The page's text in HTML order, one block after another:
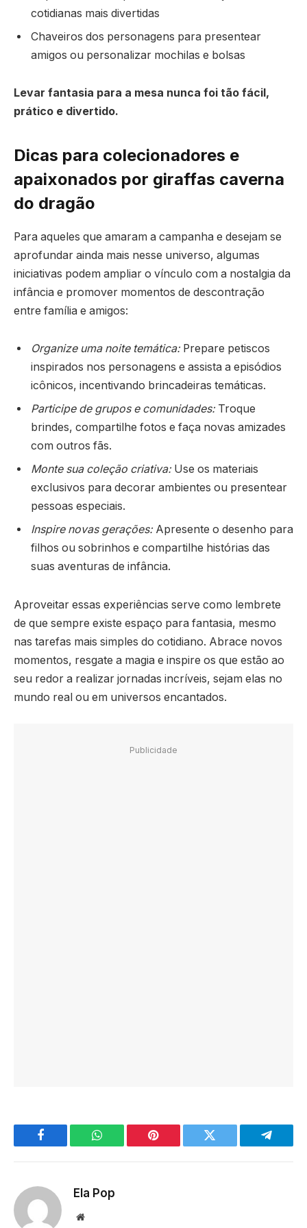
cotidianas mais divertidas
Chaveiros dos personagens para presentear
amigos ou personalizar mochilas e bolsas
Levar fantasia para a mesa nunca foi tão fácil,
prático e divertido.
Dicas para colecionadores e
apaixonados por giraffas caverna
do dragão
Para aqueles que amaram a campanha e desejam se
aprofundar ainda mais nesse universo, algumas
iniciativas podem ampliar o vínculo com a nostalgia da
infância e promover momentos de descontração
entre família e amigos:
Organize uma noite temática:Prepare petiscos
inspirados nos personagens e assista a episódios
icônicos, incentivando brincadeiras temáticas.
Participe de grupos e comunidades:Troque
brindes, compartilhe fotos e faça novas amizades
com outros fãs.
Monte sua coleção criativa:Use os materiais
exclusivos para decorar ambientes ou presentear
pessoas especiais.
Inspire novas gerações:Apresente o desenho para
filhos ou sobrinhos e compartilhe histórias das
suas aventuras de infância.
Aproveitar essas experiências serve como lembrete
de que sempre existe espaço para fantasia, mesmo
nas tarefas mais simples do cotidiano. Abrace novos
momentos, resgate a magia e inspire os que estão ao
seu redor a realizar jornadas incríveis, sejam elas no
mundo real ou em universos encantados.
Publicidade
Facebook WhatsApp Pinterest Twitter
Ela Pop
Website